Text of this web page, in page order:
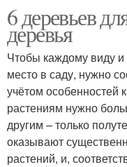
6 деревьев
деревья
Чтобы каждому виду
место в саду, нужно
учётом особенностей
растениям нужно
другим – только
оказывают
растений, и,